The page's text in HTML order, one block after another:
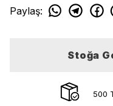
Paylaş:
Stoğa
500